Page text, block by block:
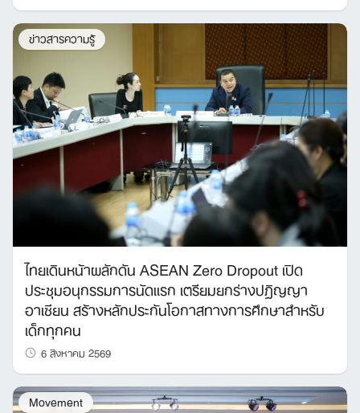
ข่าวสารความรู้
ไทยเดินหน้าผลักดัน ASEAN Zero Dropout เปิด
ประชุมอนุกรรมการนัดแรก เตรียมยกร่างปฏิญญา
อาเซียน สร้างหลักประกันโอกาสทางการศึกษาสำหรับ
เด็กทุกคน
6 สิงหาคม 2569
Movement